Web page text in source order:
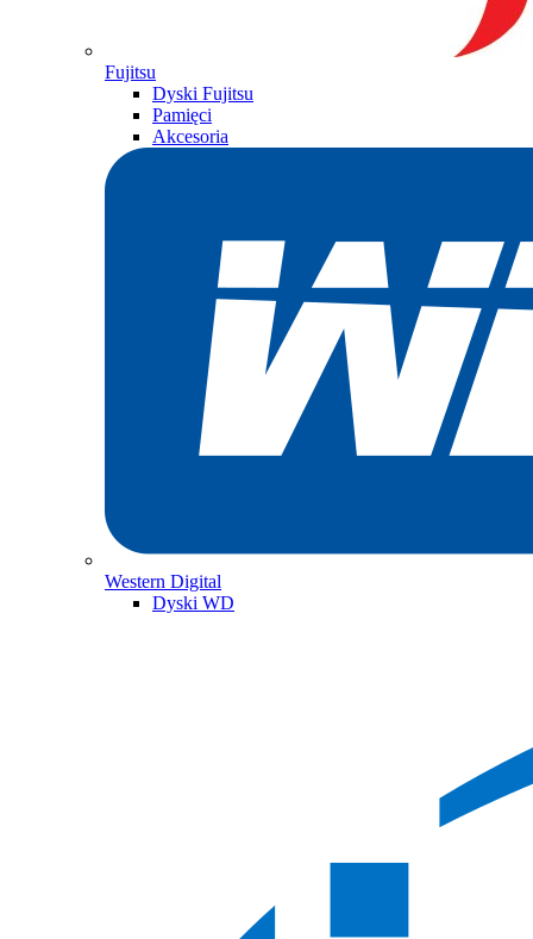
Fujitsu
Dyski Fujitsu
Pamięci
Akcesoria
Western Digital
Dyski WD